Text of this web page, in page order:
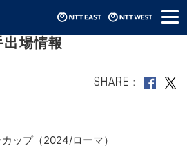
メ
ニ
アスロンカップ（2024/ロ
出場情報
SHARE
ップ（2024/ローマ）